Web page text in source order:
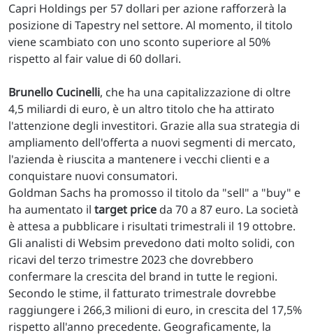
Capri Holdings per 57 dollari per azione rafforzerà la
posizione di Tapestry nel settore. Al momento, il titolo
viene scambiato con uno sconto superiore al 50%
rispetto al fair value di 60 dollari.
Brunello Cucinelli, che ha una capitalizzazione di oltre
4,5 miliardi di euro, è un altro titolo che ha attirato
l'attenzione degli investitori. Grazie alla sua strategia di
ampliamento dell'offerta a nuovi segmenti di mercato,
l'azienda è riuscita a mantenere i vecchi clienti e a
conquistare nuovi consumatori.
Goldman Sachs ha promosso il titolo da "sell" a "buy" e
ha aumentato il target price da 70 a 87 euro. La società
è attesa a pubblicare i risultati trimestrali il 19 ottobre.
Gli analisti di Websim prevedono dati molto solidi, con
ricavi del terzo trimestre 2023 che dovrebbero
confermare la crescita del brand in tutte le regioni.
Secondo le stime, il fatturato trimestrale dovrebbe
raggiungere i 266,3 milioni di euro, in crescita del 17,5%
rispetto all'anno precedente. Geograficamente, la